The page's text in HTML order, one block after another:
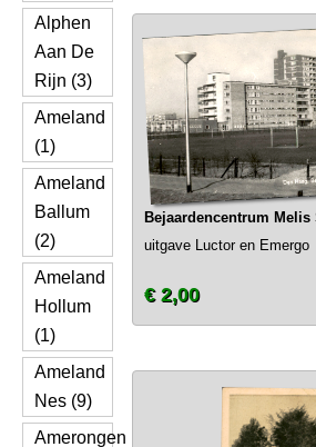
Alphen
Aan De
Rijn (3)
Ameland
(1)
Ameland
Ballum
(2)
Ameland
Hollum
(1)
Ameland
Nes (9)
Amerongen
Bejaardencentrum Melis
uitgave Luctor en Emergo
€ 2,00